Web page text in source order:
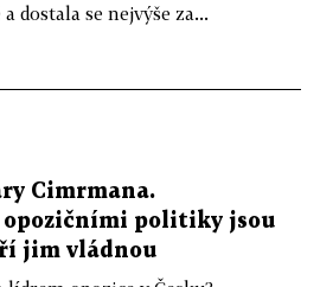
dostala se nejvýše za...
Cimrmana.
opozičními politiky jsou
jim vládnou